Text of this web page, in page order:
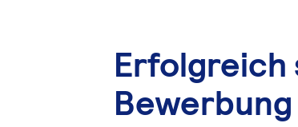
Erfolgreich